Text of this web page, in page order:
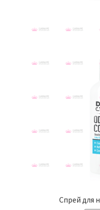
Спрей для